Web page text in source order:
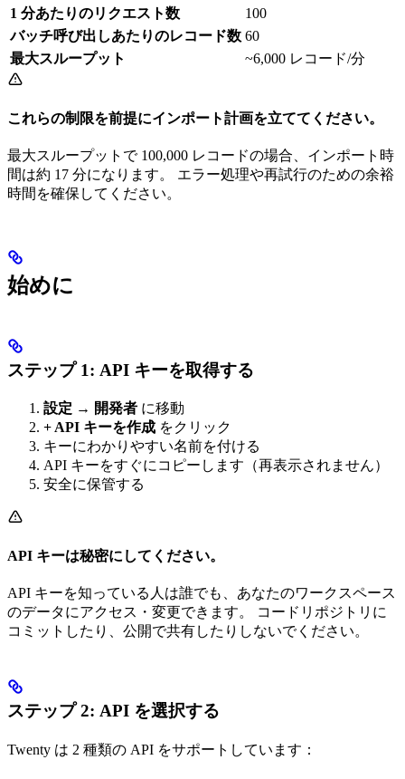
1 分あたりのリクエスト数
100
バッチ呼び出しあたりのレコード数 60
最大スループット
~6,000 レコード/分
これらの制限を前提にインポート計画を立ててください。
最大スループットで 100,000 レコードの場合、インポート時
間は約 17 分になります。 エラー処理や再試行のための余裕
時間を確保してください。
始めに
ステップ 1: API キーを取得する
設定 → 開発者 に移動
+ API キーを作成 をクリック
キーにわかりやすい名前を付ける
API キーをすぐにコピーします（再表示されません）
安全に保管する
API キーは秘密にしてください。
API キーを知っている人は誰でも、あなたのワークスペース
のデータにアクセス・変更できます。 コードリポジトリに
コミットしたり、公開で共有したりしないでください。
ステップ 2: API を選択する
Twenty は 2 種類の API をサポートしています：